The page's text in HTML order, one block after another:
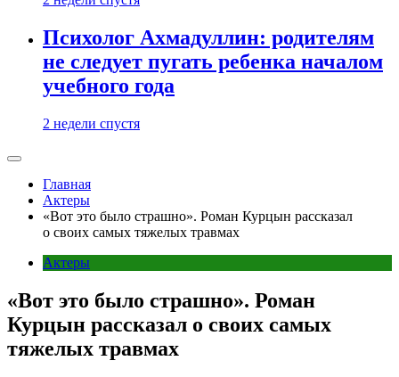
Психолог Ахмадуллин: родителям
не следует пугать ребенка началом
учебного года
2 недели спустя
Главная
Актеры
«Вот это было страшно». Роман Курцын рассказал
о своих самых тяжелых травмах
Актеры
«Вот это было страшно». Роман
Курцын рассказал о своих самых
тяжелых травмах